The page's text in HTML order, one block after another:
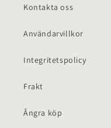
Kontakta oss
Användarvillkor
Integritetspolicy
Frakt
Ångra köp